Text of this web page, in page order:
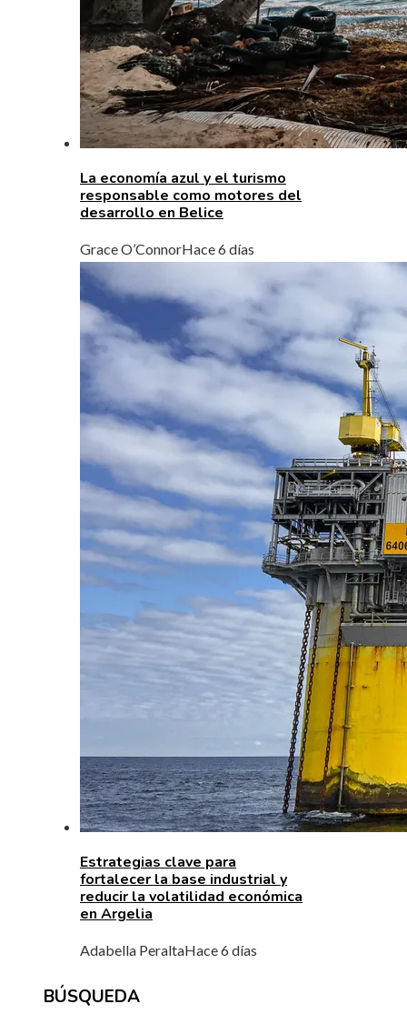
La economía azul y el turismo
responsable como motores del
desarrollo en Belice
Grace O’ConnorHace 6 días
Estrategias clave para
fortalecer la base industrial y
reducir la volatilidad económica
en Argelia
Adabella PeraltaHace 6 días
BÚSQUEDA